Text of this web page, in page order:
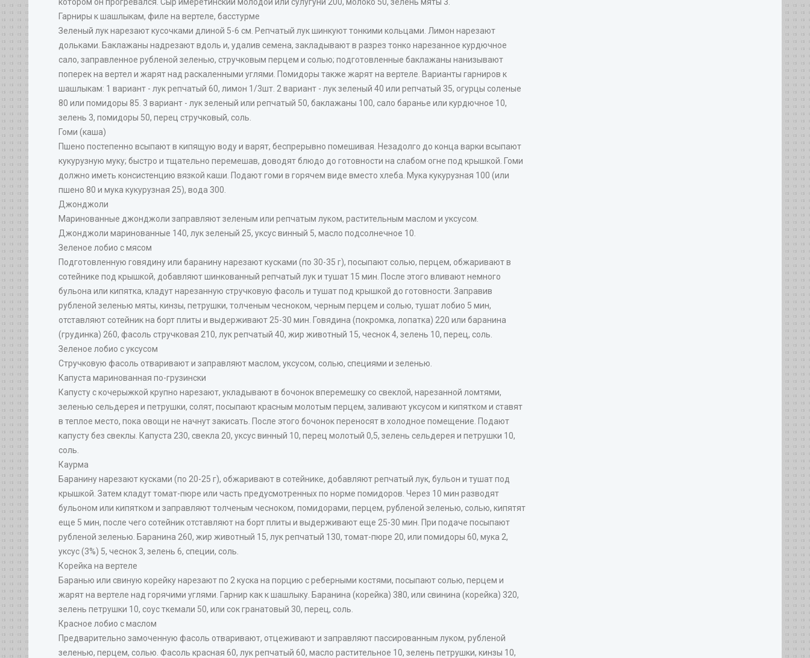
Гарниры к шашлыкам, филе на вертеле, басстурме
Зеленый лук нарезают кусочками длиной 5-6 см. Репчатый лук шинкуют тонкими кольцами. Лимон нарезают
дольками. Баклажаны надрезают вдоль и, удалив семена, закладывают в разрез тонко нарезанное курдючное
сало, заправленное рубленой зеленью, стручковым перцем и солью; подготовленные баклажаны нанизывают
поперек на вертел и жарят над раскаленными углями. Помидоры также жарят на вертеле. Варианты гарниров к
шашлыкам: 1 вариант - лук репчатый 60, лимон 1/3шт. 2 вариант - лук зеленый 40 или репчатый 35, огурцы соленые
80 или помидоры 85. 3 вариант - лук зеленый или репчатый 50, баклажаны 100, сало баранье или курдючное 10,
зелень 3, помидоры 50, перец стручковый, соль.
Гоми (каша)
Пшено постепенно всыпают в кипящую воду и варят, беспрерывно помешивая. Незадолго до конца варки всыпают
кукурузную муку; быстро и тщательно перемешав, доводят блюдо до готовности на слабом огне под крышкой. Гоми
должно иметь консистенцию вязкой каши. Подают гоми в горячем виде вместо хлеба. Мука кукурузная 100 (или
пшено 80 и мука кукурузная 25), вода 300.
Джонджоли
Маринованные джонджоли заправляют зеленым или репчатым луком, растительным маслом и уксусом.
Джонджоли маринованные 140, лук зеленый 25, уксус винный 5, масло подсолнечное 10.
Зеленое лобио с мясом
Подготовленную говядину или баранину нарезают кусками (по 30-35 г), посыпают солью, перцем, обжаривают в
сотейнике под крышкой, добавляют шинкованный репчатый лук и тушат 15 мин. После этого вливают немного
бульона или кипятка, кладут нарезанную стручковую фасоль и тушат под крышкой до готовности. Заправив
рубленой зеленью мяты, кинзы, петрушки, толченым чесноком, черным перцем и солью, тушат лобио 5 мин,
отставляют сотейник на борт плиты и выдерживают 25-30 мин. Говядина (покромка, лопатка) 220 или баранина
(грудинка) 260, фасоль стручковая 210, лук репчатый 40, жир животный 15, чеснок 4, зелень 10, перец, соль.
Зеленое лобио с уксусом
Стручковую фасоль отваривают и заправляют маслом, уксусом, солью, специями и зеленью.
Капуста маринованная по-грузински
Капусту с кочерыжкой крупно нарезают, укладывают в бочонок вперемешку со свеклой, нарезанной ломтями,
зеленью сельдерея и петрушки, солят, посыпают красным молотым перцем, заливают уксусом и кипятком и ставят
в теплое место, пока овощи не начнут закисать. После этого бочонок переносят в холодное помещение. Подают
капусту без свеклы. Капуста 230, свекла 20, уксус винный 10, перец молотый 0,5, зелень сельдерея и петрушки 10,
соль.
Каурма
Баранину нарезают кусками (по 20-25 г), обжаривают в сотейнике, добавляют репчатый лук, бульон и тушат под
крышкой. Затем кладут томат-пюре или часть предусмотренных по норме помидоров. Через 10 мин разводят
бульоном или кипятком и заправляют толченым чесноком, помидорами, перцем, рубленой зеленью, солью, кипятят
еще 5 мин, после чего сотейник отставляют на борт плиты и выдерживают еще 25-30 мин. При подаче посыпают
рубленой зеленью. Баранина 260, жир животный 15, лук репчатый 130, томат-пюре 20, или помидоры 60, мука 2,
уксус (3%) 5, чеснок 3, зелень 6, специи, соль.
Корейка на вертеле
Баранью или свиную корейку нарезают по 2 куска на порцию с реберными костями, посыпают солью, перцем и
жарят на вертеле над горячими углями. Гарнир как к шашлыку. Баранина (корейка) 380, или свинина (корейка) 320,
зелень петрушки 10, соус ткемали 50, или сок гранатовый 30, перец, соль.
Красное лобио с маслом
Предварительно замоченную фасоль отваривают, отцеживают и заправляют пассированным луком, рубленой
зеленью, перцем, солью. Фасоль красная 60, лук репчатый 60, масло растительное 10, зелень петрушки, кинзы 10,